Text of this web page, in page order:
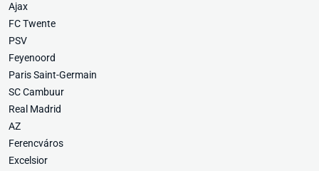
Ajax
FC Twente
PSV
Feyenoord
Paris Saint-Germain
SC Cambuur
Real Madrid
AZ
Ferencváros
Excelsior